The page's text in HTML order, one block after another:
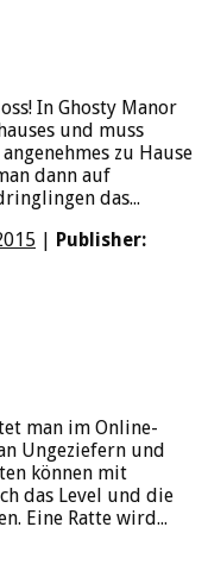
In Ghosty Manor
und muss
zu Hause
dann auf
das...
Publisher:
man im Online-
Ungeziefern und
können mit
das Level und die
Eine Ratte wird...